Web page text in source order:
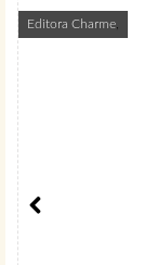
Editora Charme